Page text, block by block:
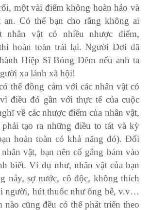
một vài điểm không hoàn hảo và
an. Có thể bạn cho rằng không ai
nhân vật có nhiều nhược điểm,
hoàn toàn trái lại. Người Dơi đã
Hiệp Sĩ Bóng Đêm nếu anh ta
xa lánh xã hội!
thể đồng cảm với các nhân vật có
điều đó gần với thực tế của cuộc
về các nhược điểm của nhân vật,
tạo ra những điều to tát và kỳ
hoàn toàn có khả năng đó). Đối
vật, bạn nên cố gắng bám vào
biết. Ví dụ như, nhân vật của bạn
nảy, sợ nước, cô độc, không thích
người, hút thuốc như ống bễ, v.v…
nào cũng đều có thể phát triển theo